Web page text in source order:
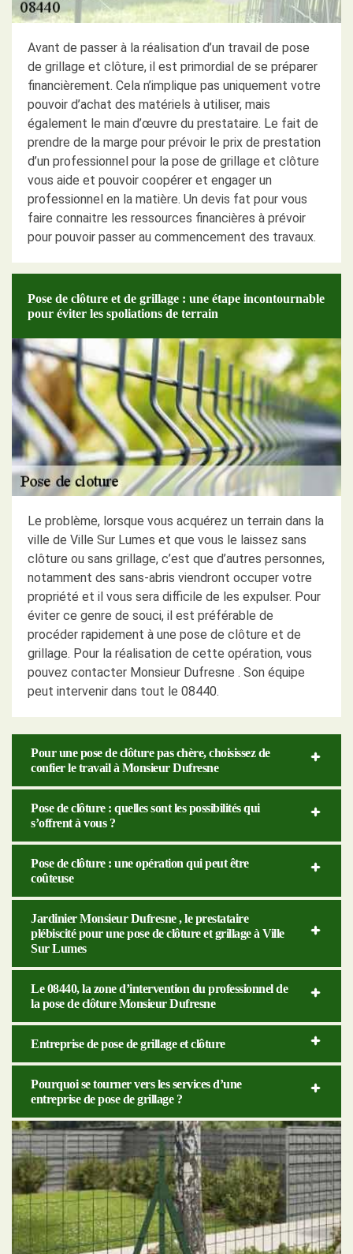
Avant de passer à la réalisation d’un travail de pose
de grillage et clôture, il est primordial de se préparer
financièrement. Cela n’implique pas uniquement votre
pouvoir d’achat des matériels à utiliser, mais
également le main d’œuvre du prestataire. Le fait de
prendre de la marge pour prévoir le prix de prestation
d’un professionnel pour la pose de grillage et clôture
vous aide et pouvoir coopérer et engager un
professionnel en la matière. Un devis fat pour vous
faire connaitre les ressources financières à prévoir
pour pouvoir passer au commencement des travaux.
Pose de clôture et de grillage : une étape incontournable
pour éviter les spoliations de terrain
Le problème, lorsque vous acquérez un terrain dans la
ville de Ville Sur Lumes et que vous le laissez sans
clôture ou sans grillage, c’est que d’autres personnes,
notamment des sans-abris viendront occuper votre
propriété et il vous sera difficile de les expulser. Pour
éviter ce genre de souci, il est préférable de
procéder rapidement à une pose de clôture et de
grillage. Pour la réalisation de cette opération, vous
pouvez contacter Monsieur Dufresne . Son équipe
peut intervenir dans tout le 08440.
Pour une pose de clôture pas chère, choisissez de
confier le travail à Monsieur Dufresne
Pose de clôture : quelles sont les possibilités qui
s’offrent à vous ?
Pose de clôture : une opération qui peut être
coûteuse
Jardinier Monsieur Dufresne , le prestataire
plébiscité pour une pose de clôture et grillage à Ville
Sur Lumes
Le 08440, la zone d’intervention du professionnel de
la pose de clôture Monsieur Dufresne
Entreprise de pose de grillage et clôture
Pourquoi se tourner vers les services d’une
entreprise de pose de grillage ?